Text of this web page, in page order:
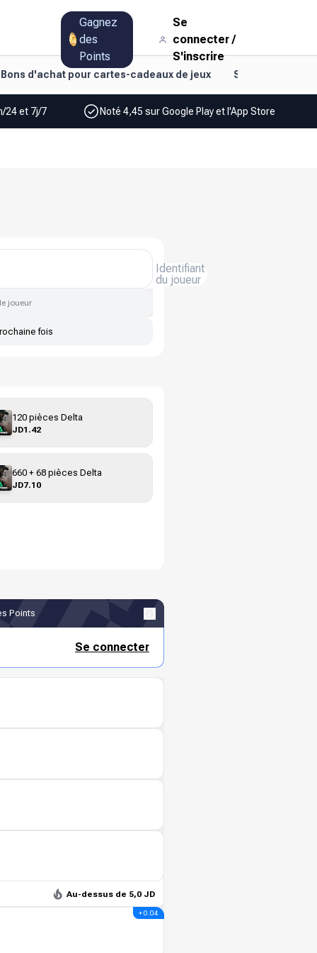
Gagnez
des
Points
Se
connecter/
S'inscrire
Bons d'achat pour cartes-cadeaux de jeux Style de vie et
24 et 7j/7 Noté 4,45 sur Google Play et l'App Store
Identifiant
du joueur
joueur
fois
120 pièces Delta
JD1.42
660 + 68 pièces Delta
JD7.10
Points
Se connecter
Au-dessus de 5,0 JD
+ 0.04